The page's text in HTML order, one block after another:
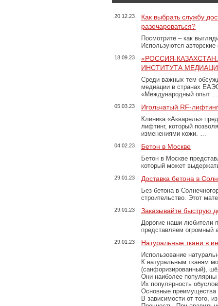
20.12.23
Как выбрать службу
разочароваться?
Посмотрите – как
Используются
18.09.23
«РОССИЯ-
ИНСТИТУТА
Среди важных тем
медиации в странах
«Международный опыт …
05.03.23 Игольчатый RF-
Клиника «Акварель»
лифтинг, который
изменениями кожи. …
04.02.23 Бетон в Москве
Бетон в Москве
который может
29.01.23 Доставка бетона в
Без бетона в
строительство. Этот
29.01.23 Заказывайте быструю
Дорогие наши любители
представляем огромный
29.01.23 Натуральные ткани в
Использование
К натуральным тканям
(санфоризированный),
Они наиболее популярны
Их популярность
Основные преимущества
В зависимости от того,